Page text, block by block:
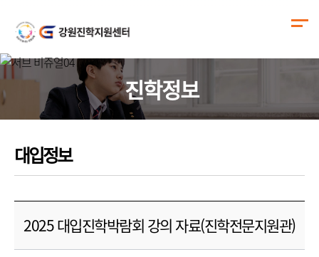
진학정보
대입정보
2025 대입진학박람회 강의 자료(진학전문지원관)